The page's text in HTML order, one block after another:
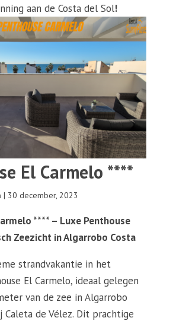
aan de Costa del Sol!
El Carmelo ****
| 30 december, 2023
**** – Luxe Penthouse
Zeezicht in Algarrobo Costa
strandvakantie in het
El Carmelo, ideaal gelegen
van de zee in Algarrobo
Caleta de Vélez. Dit prachtige